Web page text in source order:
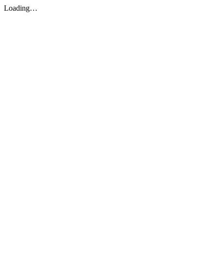
Loading…